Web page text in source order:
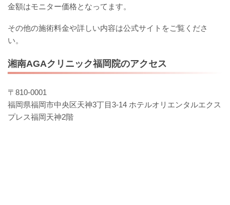
金額はモニター価格となってます。
その他の施術料金や詳しい内容は公式サイトをご覧くださ
い。
湘南AGAクリニック福岡院のアクセス
〒810-0001
福岡県福岡市中央区天神3丁目3-14 ホテルオリエンタルエクス
プレス福岡天神2階